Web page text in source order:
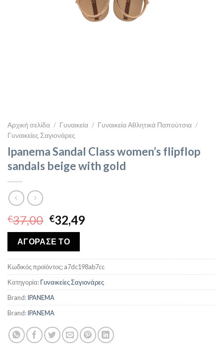
Αρχική σελίδα / Γυναικεία / Γυναικεία Αθλητικά Παπούτσια /
Γυναικείες Σαγιονάρες
Ipanema Sandal Class women’s flipflop
sandals beige with gold
€37,00 Original
price
was:
€37,00.
€32,49Η
€32,49.
ΑΓΟΡΑΣΕ ΤΟ
Κωδικός προϊόντος:a7dc198ab7cc
Κατηγορία:Γυναικείες Σαγιονάρες
Brand:IPANEMA
Brand:IPANEMA